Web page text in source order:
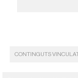
CONTINGUTS